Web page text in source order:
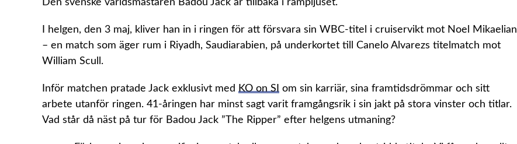
I helgen, den 3 maj, kliver han in i ringen för att försvara sin WBC-titel i cruiservikt mot Noel Mikaelian
– en match som äger rum i Riyadh, Saudiarabien, på underkortet till Canelo Alvarezs titelmatch mot
William Scull.
Inför matchen pratade Jack exklusivt med KO on SI
om sin karriär, sina framtidsdrömmar och sitt
arbete utanför ringen. 41-åringen har minst sagt varit framgångsrik i sin jakt på stora vinster och titlar.
Vad står då näst på tur för Badou Jack ”The Ripper” efter helgens utmaning?